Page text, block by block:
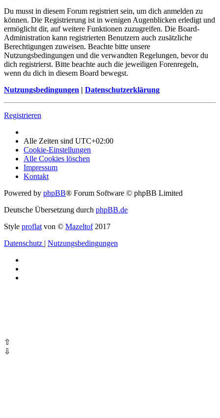
Du musst in diesem Forum registriert sein, um dich anmelden zu
können. Die Registrierung ist in wenigen Augenblicken erledigt und
ermöglicht dir, auf weitere Funktionen zuzugreifen. Die Board-
Administration kann registrierten Benutzern auch zusätzliche
Berechtigungen zuweisen. Beachte bitte unsere
Nutzungsbedingungen und die verwandten Regelungen, bevor du
dich registrierst. Bitte beachte auch die jeweiligen Forenregeln,
wenn du dich in diesem Board bewegst.
Nutzungsbedingungen | Datenschutzerklärung
Registrieren
Alle Zeiten sind UTC+02:00
Cookie-Einstellungen
Alle Cookies löschen
Impressum
Kontakt
Powered by phpBB® Forum Software © phpBB Limited
Deutsche Übersetzung durch phpBB.de
Style proflat von © Mazeltof2017
Datenschutz | Nutzungsbedingungen
⇧
⇩